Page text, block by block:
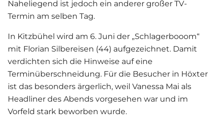
Naheliegend ist jedoch ein anderer großer TV-
Termin am selben Tag.
In Kitzbühel wird am 6. Juni der „Schlagerbooom“
mit Florian Silbereisen (44) aufgezeichnet. Damit
verdichten sich die Hinweise auf eine
Terminüberschneidung. Für die Besucher in Höxter
ist das besonders ärgerlich, weil Vanessa Mai als
Headliner des Abends vorgesehen war und im
Vorfeld stark beworben wurde.